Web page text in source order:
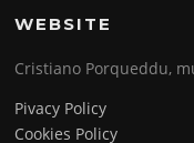
WEBSITE
Cristiano Porqueddu,
Pivacy Policy
Cookies Policy